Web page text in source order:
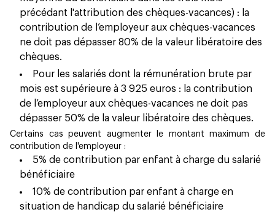
précédant l'attribution des chèques-vacances) : la
contribution de l’employeur aux chèques-vacances
ne doit pas dépasser 80% de la valeur libératoire des
chèques.
Pour les salariés dont la rémunération brute par
mois est supérieure à 3 925 euros : la contribution
de l’employeur aux chèques-vacances ne doit pas
dépasser 50% de la valeur libératoire des chèques.
Certains cas peuvent augmenter le montant maximum de
contribution de l'employeur :
5% de contribution par enfant à charge du salarié
bénéficiaire
10% de contribution par enfant à charge en
situation de handicap du salarié bénéficiaire